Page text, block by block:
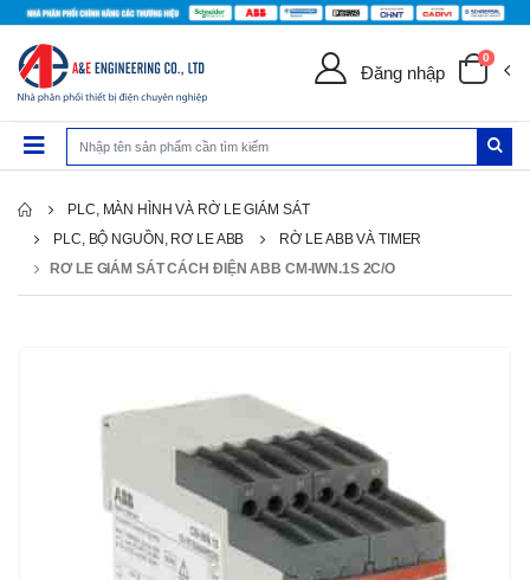
Đăng nhập
0
PLC, MÀN HÌNH VÀ RỜ LE GIÁM SÁT
PLC, BỘ NGUỒN, RƠ LE ABB
RỜ LE ABB VÀ TIMER
RƠ LE GIÁM SÁT CÁCH ĐIỆN ABB CM-IWN.1S 2C/O